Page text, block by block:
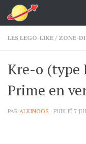
Skip to content
LES LEGO-LIKE/ ZONE-
Kre-o (type
Prime en
PAR ALKINOOS · PUBLIÉ 7